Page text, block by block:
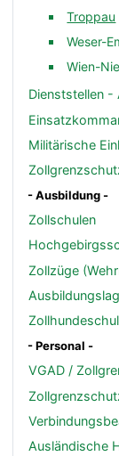
Troppau
Weser-
Wien-
Dienststellen -
Militärische
- Ausbildung -
Zollschulen
Zollzüge
- Personal -
VGAD /
Ausländische